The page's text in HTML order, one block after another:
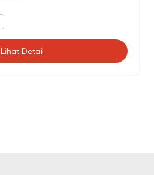
Lihat Detail